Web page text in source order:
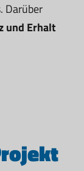
Darüber
und Erhalt